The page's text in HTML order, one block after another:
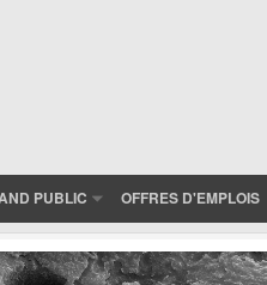
PUBLIC OFFRES D'EMPLOIS